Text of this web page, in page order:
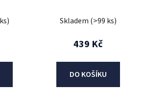
(half-waffle)
Skladem (>99 ks)
439 Kč
DO KOŠÍKU